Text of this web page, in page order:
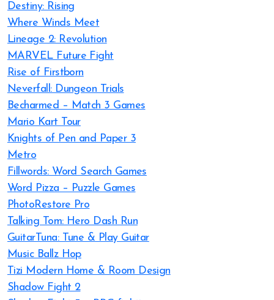
Destiny: Rising
Where Winds Meet
Lineage 2: Revolution
MARVEL Future Fight
Rise of Firstborn
Neverfall: Dungeon Trials
Becharmed – Match 3 Games
Mario Kart Tour
Knights of Pen and Paper 3
Metro
Fillwords: Word Search Games
Word Pizza – Puzzle Games
PhotoRestore Pro
Talking Tom: Hero Dash Run
GuitarTuna: Tune & Play Guitar
Music Ballz Hop
Tizi Modern Home & Room Design
Shadow Fight 2